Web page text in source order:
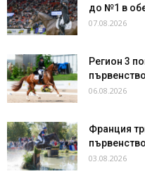
до №1 в
07.08.2026
Регион 3
първенство
06.08.2026
Франция
03.08.2026